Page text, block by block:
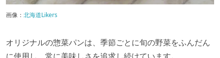
画像： 北海道Likers
オリジナルの惣菜パンは、季節ごとに旬の野菜をふんだん